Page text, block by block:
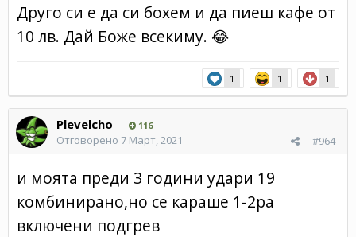
Друго си е да си бохем и да пиеш кафе от
10 лв. Дай Боже всекиму. 😂
1 1 1
Plevelcho 116
#964
Отговорено 7 Март, 2021
и моята преди 3 години удари 19
комбинирано,но се караше 1-2ра
включени подгрев